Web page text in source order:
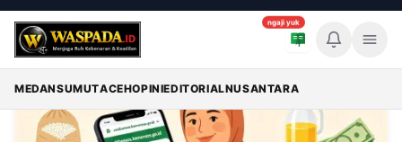
ngaji yuk
MEDANSUMUTACEHOPINIEDITORIALNUSANTARA
Breaking News
Memuat breaking news...